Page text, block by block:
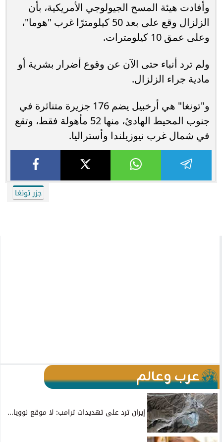
وأفادت هيئة المسح الجيولوجي الأمريكية، بأن
الزلزال وقع على بعد 50 كيلومترًا غرب "هوما"،
وعلى عمق 10 كيلومترات.
ولم ترد أنباء حتى الآن عن وقوع أضرار بشرية أو
مادية جراء الزلزال.
و"تونغا" هي أرخبيل يضم 176 جزيرة متناثرة في
جنوب المحيط الهادئ، منها 52 مأهولة فقط، وتقع
في شمال غرب نيوزيلندا وأستراليا.
جزر تونغا
عرب وعالم
إيران ترد على تهديدات ترامب: لا موقع نوويا...